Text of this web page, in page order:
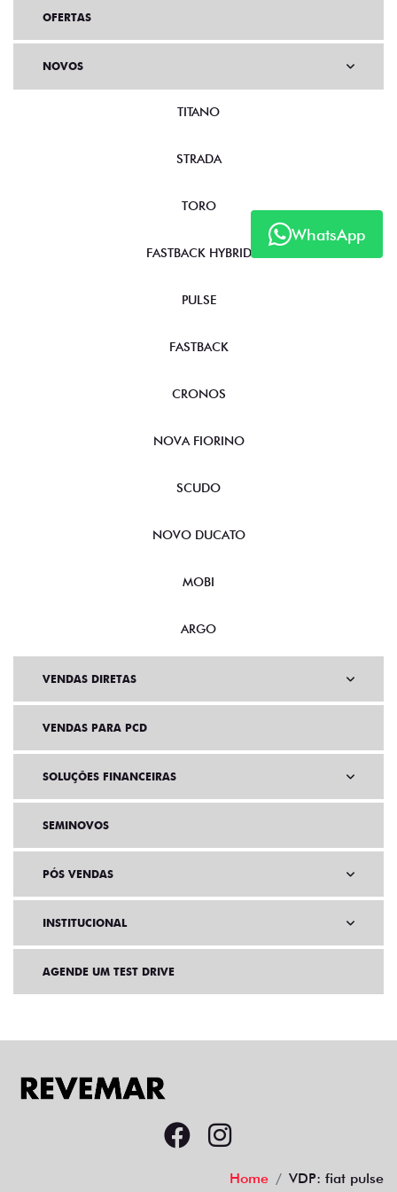
WhatsApp
OFERTAS
NOVOS
TITANO
STRADA
TORO
FASTBACK HYBRID
PULSE
FASTBACK
CRONOS
NOVA FIORINO
SCUDO
NOVO DUCATO
MOBI
ARGO
VENDAS DIRETAS
VENDAS PARA PCD
SOLUÇÕES FINANCEIRAS
SEMINOVOS
PÓS VENDAS
INSTITUCIONAL
AGENDE UM TEST DRIVE
Home VDP: fiat pulse